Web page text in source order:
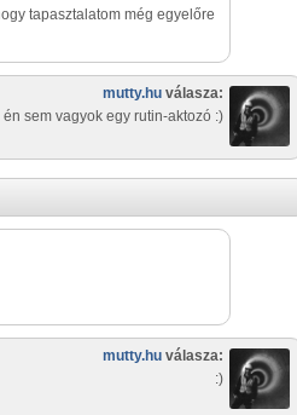
tapasztalatom még egyelőre
mutty.hu válasza:
én sem vagyok egy rutin-aktozó :)
mutty.hu válasza:
:)